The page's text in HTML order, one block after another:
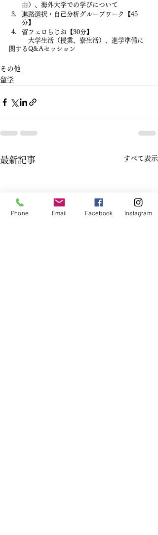
由）、海外大学での学びについて
進路選択・自己分析グループワーク【45
分】
留フェロらじお【30分】
大学生活（授業、寮生活）、進学準備に
関するQ&Aセッション
その他
留学
最新記事 すべて表示
Phone Email Facebook Instagram